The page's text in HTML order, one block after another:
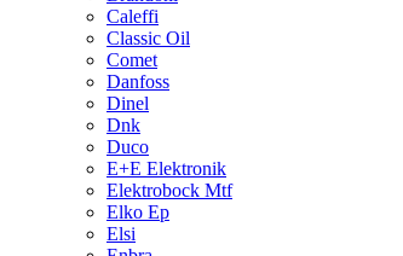
Caleffi
Classic Oil
Comet
Danfoss
Dinel
Dnk
Duco
E+E Elektronik
Elektrobock Mtf
Elko Ep
Elsi